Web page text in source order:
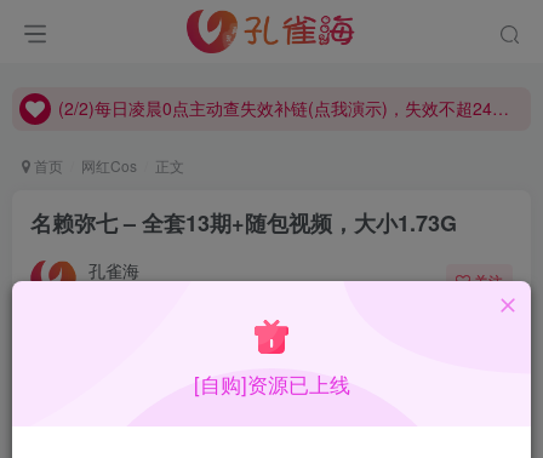
(2/2)每日凌晨0点主动查失效补链(点我演示)，失效不超24小时，
(2/2)每日凌晨0点主动查失效补链(点我演示)，失效不超24小时，
首页 网红Cos 正文
名赖弥七 – 全套13期+随包视频，大小1.73G
孔雀海 关注
合集目录在预览图下面(V:视频)
[自购]资源已上线